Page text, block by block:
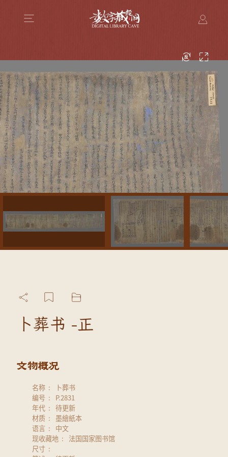
卜葬书 -正
名称
卜葬书
编号
P.2831
年代
待更新
材质
墨繪紙本
语言
中文
现收藏地
法国国家图书馆
尺寸